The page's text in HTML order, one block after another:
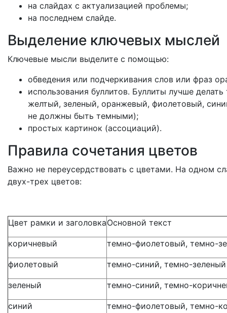
на слайдах с актуализацией проблемы;
на последнем слайде.
Выделение ключевых мыслей
Ключевые мысли выделите с помощью:
обведения или подчеркивания слов или фраз
использования буллитов. Буллиты лучше
желтый, зеленый, оранжевый, фиолетовый,
не должны быть темными);
простых картинок (ассоциаций).
Правила сочетания цветов
Важно не переусердствовать с цветами. На одном
двух-трех цветов:
Цвет рамки и заголовкаОсновной текст
коричневый темно-фиолетовый, темно-
фиолетовый темно-синий, темно-зеленый
зеленый темно-синий, темно-
синий темно-фиолетовый, темно-